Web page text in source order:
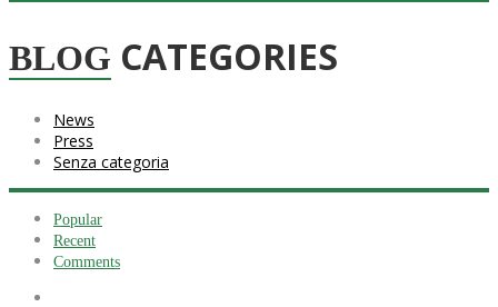
BLOG CATEGORIES
News
Press
Senza categoria
Popular
Recent
Comments